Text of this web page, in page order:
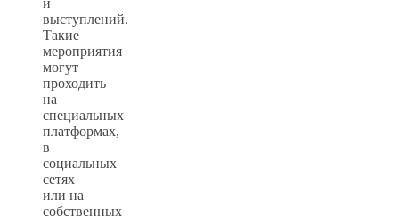
и
выступлений.
Такие
мероприятия
могут
проходить
на
специальных
платформах,
в
социальных
сетях
или на
собственных